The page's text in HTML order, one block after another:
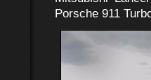
Porsche 911